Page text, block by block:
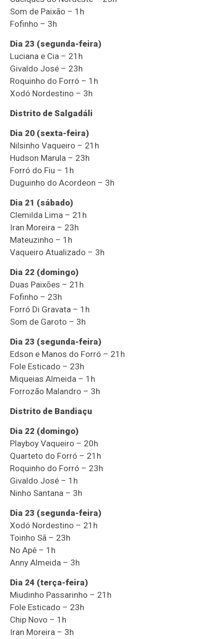
Som de Paixão – 1h
Fofinho – 3h
Dia 23 (segunda-feira)
Luciana e Cia – 21h
Givaldo José – 23h
Roquinho do Forró – 1h
Xodó Nordestino – 3h
Distrito de Salgadáli
Dia 20 (sexta-feira)
Nilsinho Vaqueiro – 21h
Hudson Marula – 23h
Forró do Fiu – 1h
Duguinho do Acordeon – 3h
Dia 21 (sábado)
Clemilda Lima – 21h
Iran Moreira – 23h
Mateuzinho – 1h
Vaqueiro Atualizado – 3h
Dia 22 (domingo)
Duas Paixões – 21h
Fofinho – 23h
Forró Di Gravata – 1h
Som de Garoto – 3h
Dia 23 (segunda-feira)
Edson e Manos do Forró – 21h
Fole Esticado – 23h
Miqueias Almeida – 1h
Forrozão Malandro – 3h
Distrito de Bandiaçu
Dia 22 (domingo)
Playboy Vaqueiro – 20h
Quarteto do Forró – 21h
Roquinho do Forró – 23h
Givaldo José – 1h
Ninho Santana – 3h
Dia 23 (segunda-feira)
Xodó Nordestino – 21h
Toinho Sã – 23h
No Apê – 1h
Anny Almeida – 3h
Dia 24 (terça-feira)
Miudinho Passarinho – 21h
Fole Esticado – 23h
Chip Novo – 1h
Iran Moreira – 3h